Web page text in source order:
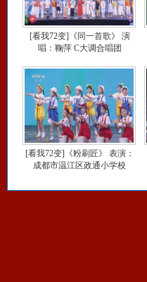
[看我72变]《同一首歌》 演
唱：鞠萍 C大调合唱团
[看我72变]《粉刷匠》 表演：
成都市温江区政通小学校